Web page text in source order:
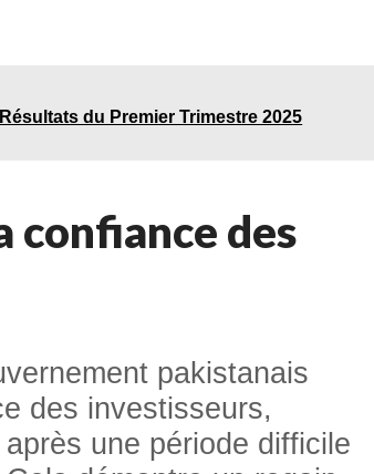
du Premier Trimestre 2025
confiance des
pakistanais
des investisseurs,
une période difficile